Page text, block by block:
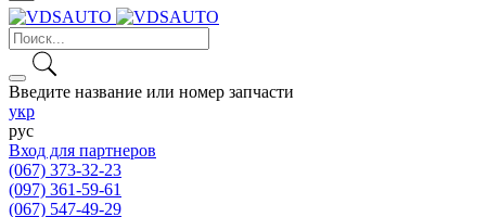
Введите название или номер запчасти
укр
рус
Вход для партнеров
(067) 373-32-23
(097) 361-59-61
(067) 547-49-29